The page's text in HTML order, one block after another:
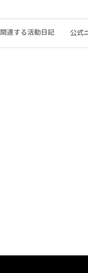
関連する活動日記 公式